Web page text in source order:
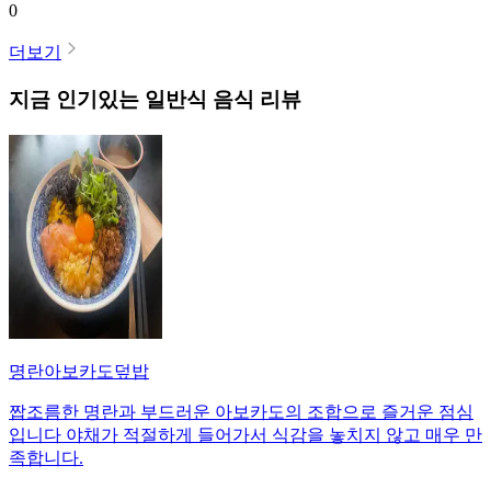
0
더보기
지금 인기있는 일반식 음식 리뷰
명란아보카도덮밥
짭조름한 명란과 부드러운 아보카도의 조합으로 즐거운 점심
입니다 야채가 적절하게 들어가서 식감을 놓치지 않고 매우 만
족합니다.